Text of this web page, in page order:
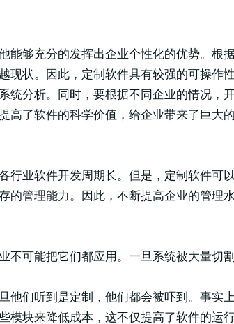
能够充分的发挥出企业个性化的优势。根
状。因此，定制软件具有较强的可操作
统分析。同时，要根据不同企业的情况，
了软件的科学价值，给企业带来了巨大的
行业软件开发周期长。但是，定制软件可
管理能力。因此，不断提高企业的管理
不可能把它们都应用。一旦系统被大量切
们听到是定制，他们都会被吓到。事实
模块来降低成本，这不仅提高了软件的运